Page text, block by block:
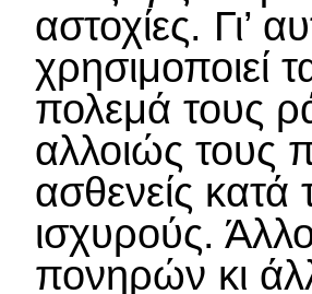
αστοχίες. Γι’
χρησιμοποιεί
πολεμά τους
αλλοιώς τους
ασθενείς κατά
ισχυρούς.
πονηρών κι